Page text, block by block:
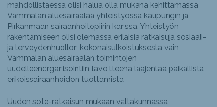
mahdollistaessa olisi halua olla mukana kehittämässä
Vammalan aluesairaalaa yhteistyössä kaupungin ja
Pirkanmaan sairaanhoitopiirin kanssa. Yhteistyön
rakentamiseen olisi olemassa erilaisia ratkaisuja sosiaali-
ja terveydenhuollon kokonaisulkoistuksesta vain
Vammalan aluesairaalan toimintojen
uudelleenorganisointiin tavoitteena laajentaa paikallista
erikoissairaanhoidon tuottamista.
Uuden sote-ratkaisun mukaan valtakunnassa